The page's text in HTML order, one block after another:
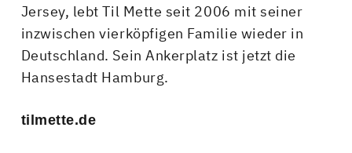
Jersey, lebt Til Mette seit 2006 mit seiner
inzwischen vierköpfigen Familie wieder in
Deutschland. Sein Ankerplatz ist jetzt die
Hansestadt Hamburg.
tilmette.de